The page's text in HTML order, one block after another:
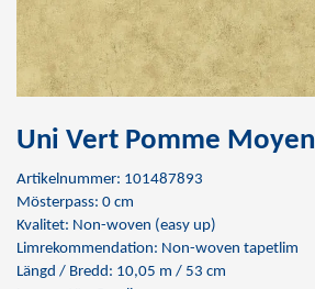
Uni Vert Pomme Moyen
Artikelnummer: 101487893
Mösterpass: 0 cm
Kvalitet: Non-woven (easy up)
Limrekommendation: Non-woven tapetlim
Längd / Bredd: 10,05 m / 53 cm